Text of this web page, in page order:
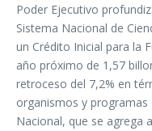
Poder Ejecutivo
Sistema Nacional de
un Crédito Inicial para la
año próximo de 1,57
retroceso del 7,2% en
organismos y programas
Nacional, que se agrega